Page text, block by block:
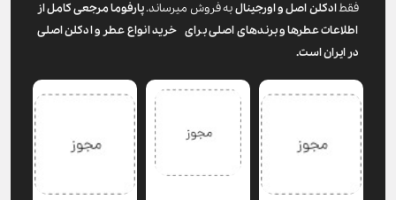
فقطادکلن اصل و اورجینالبه فروش میرساند.پارفومامرجعی کامل از
اطلاعات عطرها و برندهای اصلی برای خرید انواع عطر و ادکلن اصلی
در ایران است.